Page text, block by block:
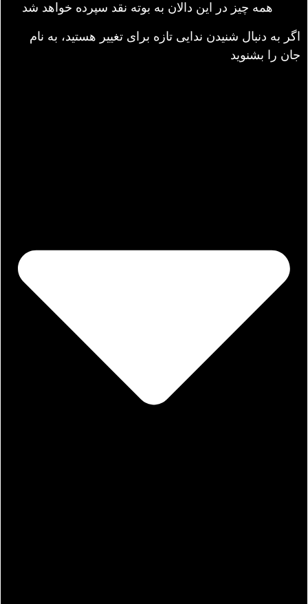
همه چیز در این دالان به بوته نقد سپرده خواهد شد
اگر به دنبال شنیدن ندایی تازه برای تغییر هستید، به نام
جان را بشنوید